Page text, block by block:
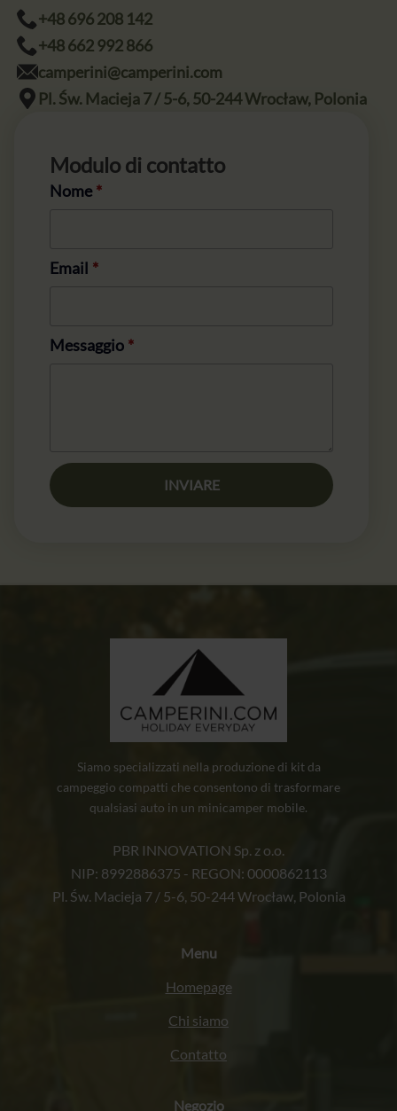
+48 696 208 142
+48 662 992 866
camperini@camperini.com
Pl. Św. Macieja 7 / 5-6, 50-244 Wrocław, Polonia
Modulo di contatto
Nome *
Email *
Messaggio *
INVIARE
Siamo specializzati nella produzione di kit da
campeggio compatti che consentono di trasformare
qualsiasi auto in un minicamper mobile.
PBR INNOVATION Sp. z o.o.
NIP: 8992886375 - REGON: 0000862113
Pl. Św. Macieja 7 / 5-6, 50-244 Wrocław, Polonia
Menu
Homepage
Chi siamo
Contatto
Negozio